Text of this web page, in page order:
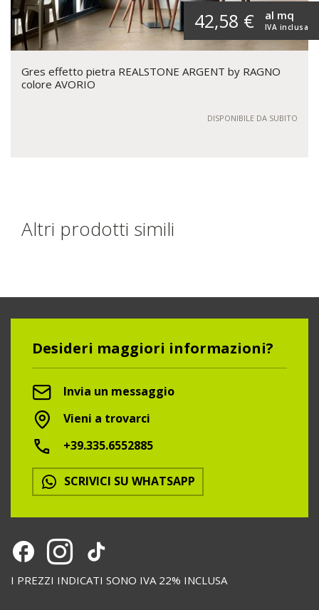
42,58 € IVA inclusa
al mq
Gres effetto pietra REALSTONE ARGENT by RAGNO
colore AVORIO
DISPONIBILE DA SUBITO
Altri prodotti simili
Desideri maggiori informazioni?
Invia un messaggio
Vieni a trovarci
+39.335.6552885
SCRIVICI SU WHATSAPP
I PREZZI INDICATI SONO IVA 22% INCLUSA